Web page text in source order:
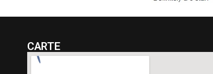
CARTE